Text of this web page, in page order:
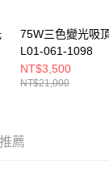
公司將視審查結果
惡意使用之情形，
取法律行動。
75W三色變光吸
L01-061-1098
NT$3,500
NT$21,000
薦